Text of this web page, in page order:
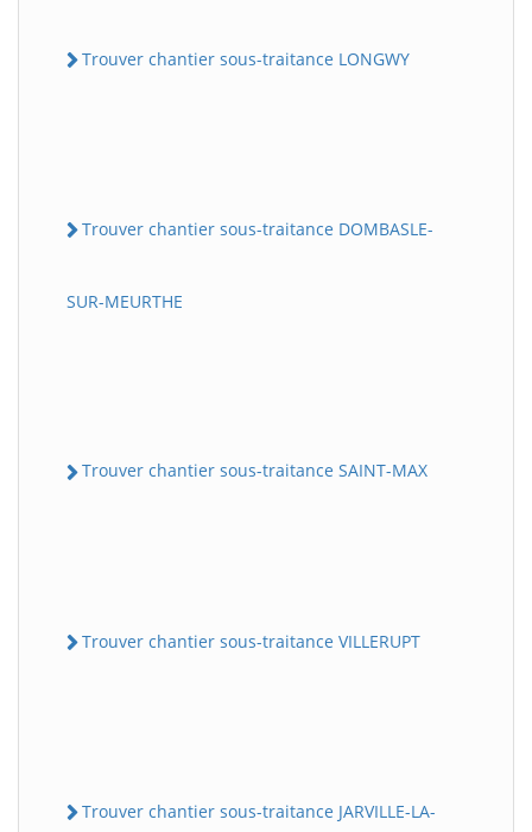
Trouver chantier sous-traitance LONGWY
Trouver chantier sous-traitance DOMBASLE-
SUR-MEURTHE
Trouver chantier sous-traitance SAINT-MAX
Trouver chantier sous-traitance VILLERUPT
Trouver chantier sous-traitance JARVILLE-LA-